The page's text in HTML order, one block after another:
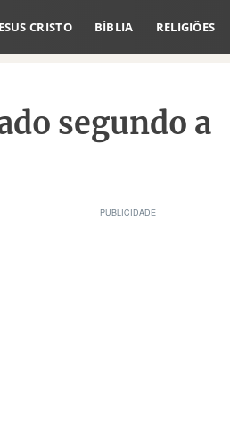
CRISTO BÍBLIA RELIGIÕES
segundo a